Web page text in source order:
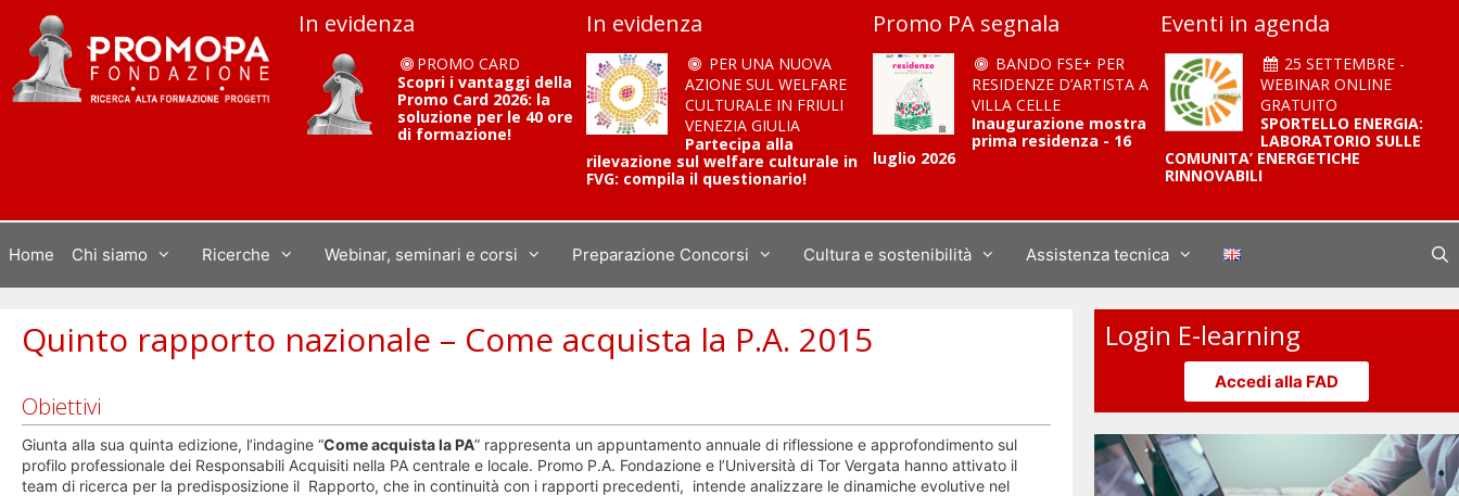
contenuto
In evidenza
PROMO CARD
Scopri i vantaggi della
Promo Card 2026: la
soluzione per le 40 ore
di formazione!
In evidenza
PER UNA NUOVA
AZIONE SUL WELFARE
CULTURALE IN FRIULI
VENEZIA GIULIA
Partecipa alla
rilevazione sul welfare culturale in
FVG: compila il questionario!
Promo PA segnala
BANDO FSE+ PER
RESIDENZE D’ARTISTA A
VILLA CELLE
Inaugurazione mostra
prima residenza - 16
luglio 2026
Eventi in agenda
25 SETTEMBRE -
WEBINAR ONLINE
GRATUITO
SPORTELLO ENERGIA:
LABORATORIO SULLE
COMUNITA’ ENERGETICHE
RINNOVABILI
Home Chi siamo Ricerche Webinar, seminari e corsi Preparazione Concorsi Cultura e sostenibilità Assistenza tecnica
Quinto rapporto nazionale – Come acquista la P.A. 2015
Obiettivi
Giunta alla sua quinta edizione, l’indagine “Come acquista la PA” rappresenta un appuntamento annuale di riflessione e approfondimento sul
profilo professionale dei Responsabili Acquisiti nella PA centrale e locale. Promo P.A. Fondazione e l’Università di Tor Vergata hanno attivato il
team di ricerca per la predisposizione il Rapporto, che in continuità con i rapporti precedenti, intende analizzare le dinamiche evolutive nel
Login E-learning
Accedi alla FAD